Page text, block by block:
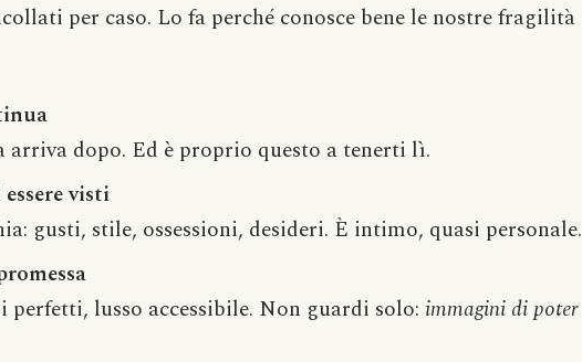
per caso. Lo fa perché conosce bene le nostre fragilità
arriva dopo. Ed è proprio questo a tenerti lì.
visti
gusti, stile, ossessioni, desideri. È intimo, quasi personale.
perfetti, lusso accessibile. Non guardi solo: immagini di poter